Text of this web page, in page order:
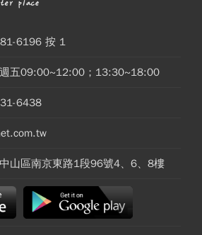
6196 按 1
五09:00~12:00；13:30~18:00
6438
山區南京東路1段96號4、6、8樓